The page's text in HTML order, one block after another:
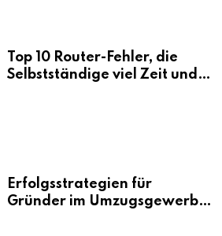
Top 10 Router-Fehler, die
Selbstständige viel Zeit und
Erfolgsstrategien für
Gründer im Umzugsgewerbe